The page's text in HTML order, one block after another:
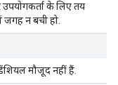
के लिए तय
जगह न बची हो.
मौजूद नहीं हैं.